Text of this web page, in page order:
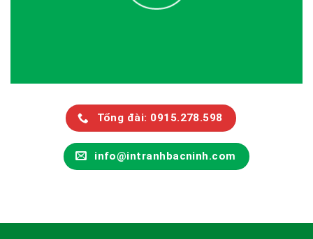
Tổng đài: 0915.278.598
info@intranhbacninh.com